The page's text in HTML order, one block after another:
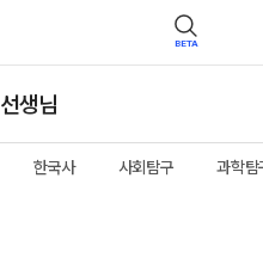
BETA
선생님
한국사 사회탐구 과학탐